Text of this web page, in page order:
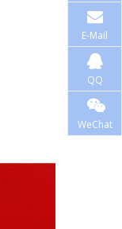
E-Mail
QQ
WeChat